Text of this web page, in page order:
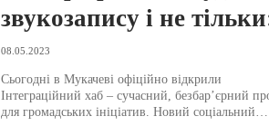
звукозапису і не
Мукачеві відчинив
інтеграційний хаб
(ФОТО)
08.05.2023
Сьогодні в Мукачеві офіційно відкрили
Інтеграційний хаб – сучасний, безбар’єрний
для громадських ініціатив. Новий соціальний